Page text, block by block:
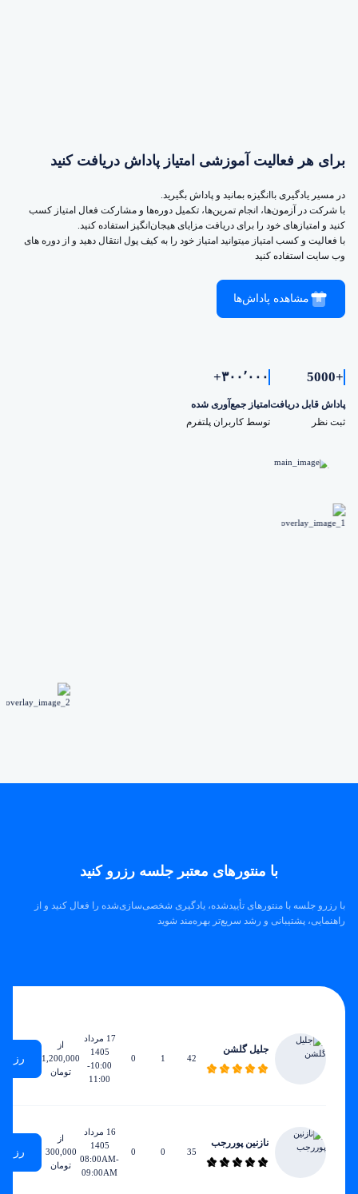
برای هر فعالیت آموزشی امتیاز پاداش دریافت کنید
در مسیر یادگیری باانگیزه بمانید و پاداش بگیرید.
با شرکت در آزمون‌ها، انجام تمرین‌ها، تکمیل دوره‌ها و مشارکت فعال امتیاز کسب
کنید و امتیازهای خود را برای دریافت مزایای هیجان‌انگیز استفاده کنید.
با فعالیت و کسب امتیاز میتوانید امتیاز خود را به کیف پول انتقال دهید و از دوره های
وب سایت استفاده کنید
مشاهده پاداش‌ها
+5000
پاداش قابل دریافت
ثبت نظر
۳۰۰٬۰۰۰+
امتیاز جمع‌آوری شده
توسط کاربران پلتفرم
با منتورهای معتبر جلسه رزرو کنید
با رزرو جلسه با منتورهای تأییدشده، یادگیری شخصی‌سازی‌شده را فعال کنید و از
راهنمایی، پشتیبانی و رشد سریع‌تر بهره‌مند شوید
جلیل گلشن
42
1
0
17 مرداد
1405
10:00-
11:00
از
1,200,000
تومان
رزرو
نازنین پوررجب
35
0
0
16 مرداد
1405
08:00AM-
09:00AM
از
300,000
تومان
رزرو